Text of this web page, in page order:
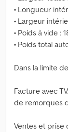
• Longueur
• Largeur
• Poids à vide :
• Poids total
Dans la limite
Facture avec
de remorques
Ventes et prise